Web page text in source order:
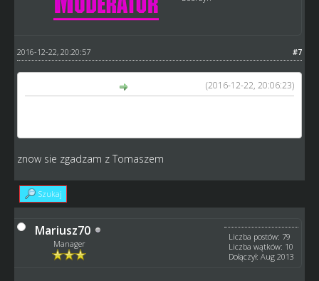
#7
2016-12-22, 20:20:57
(2016-12-22, 20:06:23)
znow sie zgadzam z Tomaszem
Szukaj
Mariusz70
Manager
Liczba postów: 79
Liczba wątków: 10
Dołączył: Aug 2013